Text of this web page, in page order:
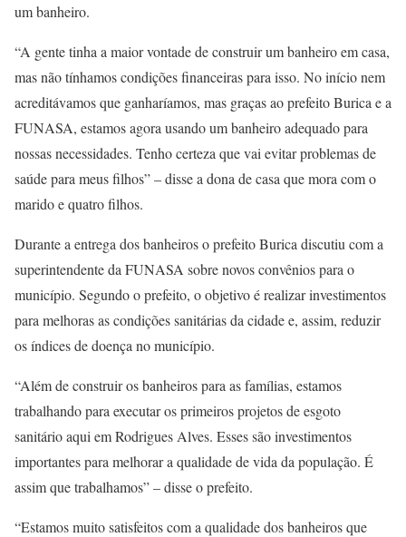
um banheiro.
“A gente tinha a maior vontade de construir um banheiro em casa,
mas não tínhamos condições financeiras para isso. No início nem
acreditávamos que ganharíamos, mas graças ao prefeito Burica e a
FUNASA, estamos agora usando um banheiro adequado para
nossas necessidades. Tenho certeza que vai evitar problemas de
saúde para meus filhos” – disse a dona de casa que mora com o
marido e quatro filhos.
Durante a entrega dos banheiros o prefeito Burica discutiu com a
superintendente da FUNASA sobre novos convênios para o
município. Segundo o prefeito, o objetivo é realizar investimentos
para melhoras as condições sanitárias da cidade e, assim, reduzir
os índices de doença no município.
“Além de construir os banheiros para as famílias, estamos
trabalhando para executar os primeiros projetos de esgoto
sanitário aqui em Rodrigues Alves. Esses são investimentos
importantes para melhorar a qualidade de vida da população. É
assim que trabalhamos” – disse o prefeito.
“Estamos muito satisfeitos com a qualidade dos banheiros que